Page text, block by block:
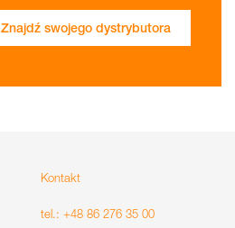
Znajdź swojego dystrybutora
Kontakt
tel.: +48 86 276 35 00